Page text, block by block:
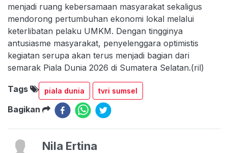
menjadi ruang kebersamaan masyarakat sekaligus
mendorong pertumbuhan ekonomi lokal melalui
keterlibatan pelaku UMKM. Dengan tingginya
antusiasme masyarakat, penyelenggara optimistis
kegiatan serupa akan terus menjadi bagian dari
semarak Piala Dunia 2026 di Sumatera Selatan.(ril)
Tags piala dunia tvri sumsel
Bagikan
Nila Ertina